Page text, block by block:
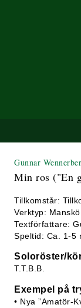
Gunnar
Min ros ("En
Tillkomstår:
Verktyp:
Textförfattare:
Speltid: Ca. 1-5
Soloröster/
T.T.B.B.
Exempel på
• Nya ”Amatör-